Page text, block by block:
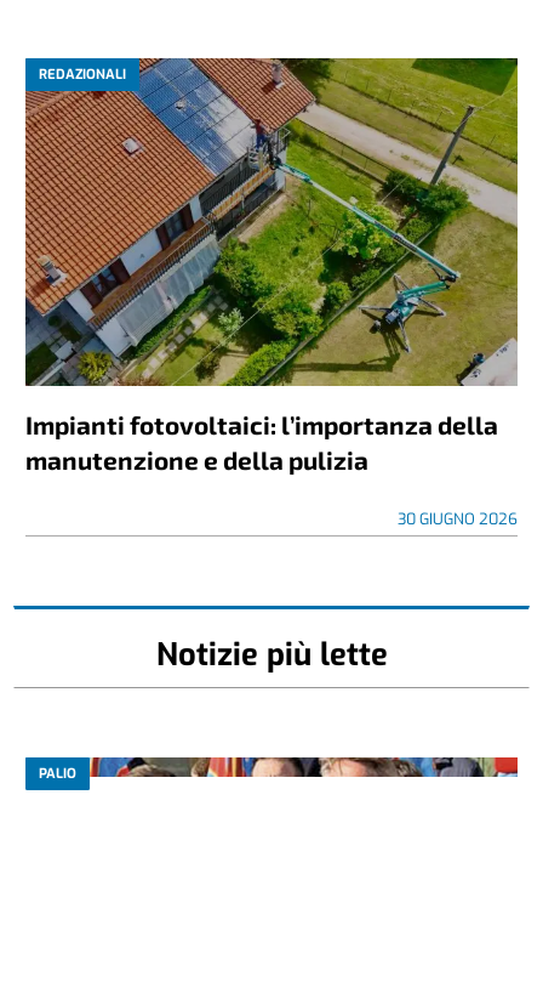
REDAZIONALI
Impianti fotovoltaici: l’importanza della
manutenzione e della pulizia
30 GIUGNO 2026
Notizie più lette
PALIO